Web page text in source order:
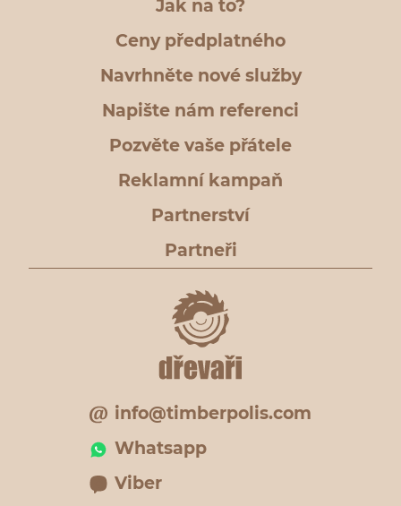
Jak na to?
Ceny předplatného
Navrhněte nové služby
Napište nám referenci
Pozvěte vaše přátele
Reklamní kampaň
Partnerství
Partneři
info@timberpolis.com
Whatsapp
Viber